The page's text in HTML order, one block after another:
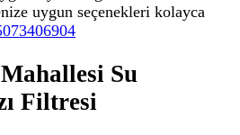
uygun seçenekleri kolayca
Su
Filtresi